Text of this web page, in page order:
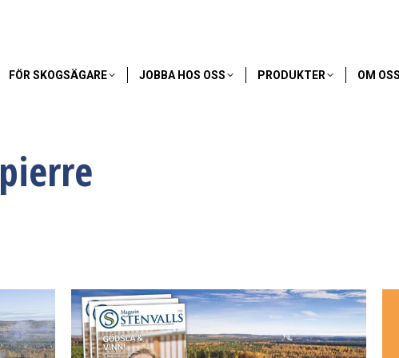
FÖR SKOGSÄGARE JOBBA HOS OSS PRODUKTER OM OSS
pierre